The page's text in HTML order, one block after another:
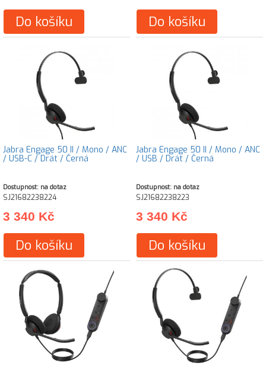
Do košíku Do košíku
Jabra Engage 50 II / Mono / ANC
/ USB-C / Drát / Černá
Dostupnost: na dotaz
SJ21682238224
3 340 Kč
Do košíku
Jabra Engage 50 II / Mono / ANC
/ USB / Drát / Černá
Dostupnost: na dotaz
SJ21682238223
3 340 Kč
Do košíku